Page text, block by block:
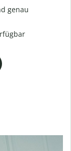
genau